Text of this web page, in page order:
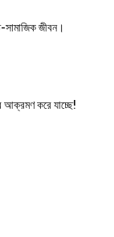
সামাজিক জীবন।
আক্রমণ করে যাচ্ছে!